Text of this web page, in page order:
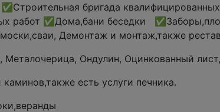
бригада
работ ✅Дома,бани беседки
Демонтаж и монтаж,также
Ондулин, Оцинкованный
есть услуги печника.